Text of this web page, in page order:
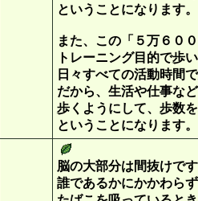
ということになります。
また、この「５万６０
トレーニング目的で歩
日々すべての活動時間
だから、生活や仕事な
歩くようにして、歩数
ということになります。
脳の大部分は間抜けで
誰であるかにかかわら